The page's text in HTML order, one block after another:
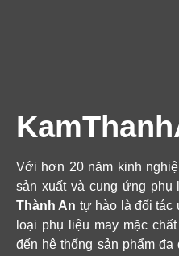
Với hơn 20 năm kinh
sản xuất và cung ứng phụ
Thành An tự hào là đối tác
loại phụ liệu may mặc
đến hệ thống sản phẩm đa